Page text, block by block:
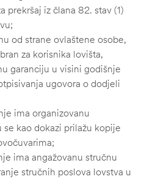
prekršaj iz člana 82. stav (1)
od strane ovlaštene osobe,
za korisnika lovišta,
garanciju u visini godišnje
ugovora o dodjeli
ima organizovanu
kao dokazi prilažu kopije
ima angažovanu stručnu
stručnih poslova lovstva u